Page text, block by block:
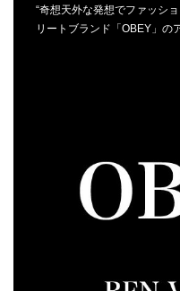
“奇想天外な発想でファッシ
リートブランド「OBEY」の